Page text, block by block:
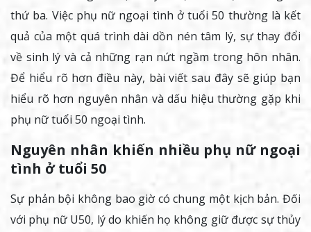
thứ ba. Việc phụ nữ ngoại tình ở tuổi 50 thường là kết
quả của một quá trình dài dồn nén tâm lý, sự thay đổi
về sinh lý và cả những rạn nứt ngầm trong hôn nhân.
Để hiểu rõ hơn điều này, bài viết sau đây sẽ giúp bạn
hiểu rõ hơn nguyên nhân và dấu hiệu thường gặp khi
phụ nữ tuổi 50 ngoại tình.
Nguyên nhân khiến nhiều phụ nữ ngoại
tình ở tuổi 50
Sự phản bội không bao giờ có chung một kịch bản. Đối
với phụ nữ U50, lý do khiến họ không giữ được sự thủy